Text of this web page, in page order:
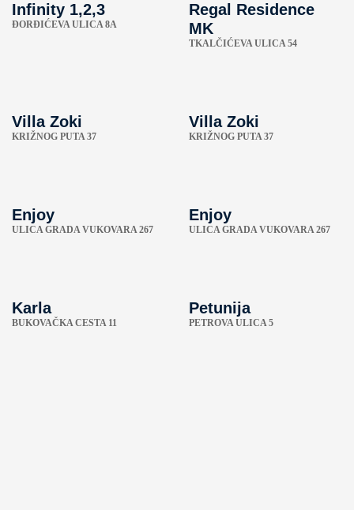
Infinity 1,2,3
ÐORĐIĆEVA ULICA 8A
Regal Residence
MK
TKALČIĆEVA ULICA 54
Villa Zoki
KRIŽNOG PUTA 37
Villa Zoki
KRIŽNOG PUTA 37
Enjoy
ULICA GRADA VUKOVARA 267
Enjoy
ULICA GRADA VUKOVARA 267
Karla
BUKOVAČKA CESTA 11
Petunija
PETROVA ULICA 5